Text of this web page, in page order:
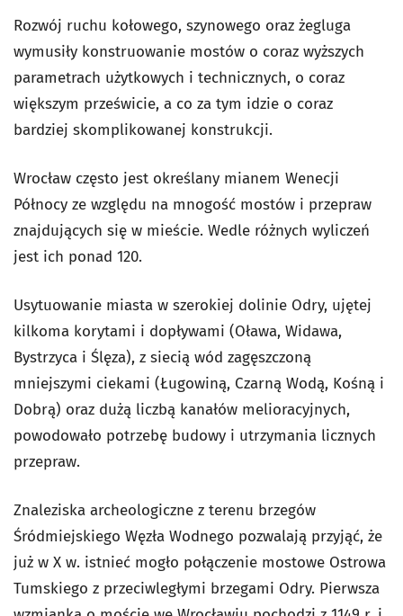
Rozwój ruchu kołowego, szynowego oraz żegluga
wymusiły konstruowanie mostów o coraz wyższych
parametrach użytkowych i technicznych, o coraz
większym prześwicie, a co za tym idzie o coraz
bardziej skomplikowanej konstrukcji.
Wrocław często jest określany mianem Wenecji
Północy ze względu na mnogość mostów i przepraw
znajdujących się w mieście. Wedle różnych wyliczeń
jest ich ponad 120.
Usytuowanie miasta w szerokiej dolinie Odry, ujętej
kilkoma korytami i dopływami (Oława, Widawa,
Bystrzyca i Ślęza), z siecią wód zagęszczoną
mniejszymi ciekami (Ługowiną, Czarną Wodą, Kośną i
Dobrą) oraz dużą liczbą kanałów melioracyjnych,
powodowało potrzebę budowy i utrzymania licznych
przepraw.
Znaleziska archeologiczne z terenu brzegów
Śródmiejskiego Węzła Wodnego pozwalają przyjąć, że
już w X w. istnieć mogło połączenie mostowe Ostrowa
Tumskiego z przeciwległymi brzegami Odry. Pierwsza